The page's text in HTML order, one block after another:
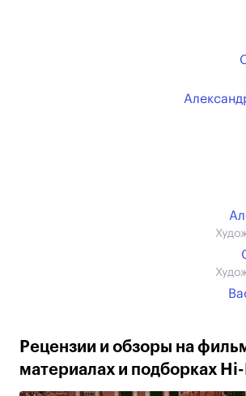
Рецензии и обзоры на
материалах и подборках